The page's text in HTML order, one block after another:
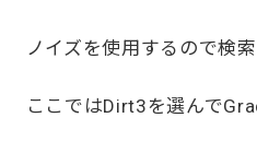
ノイズを使用するので検
ここではDirt3を選んで